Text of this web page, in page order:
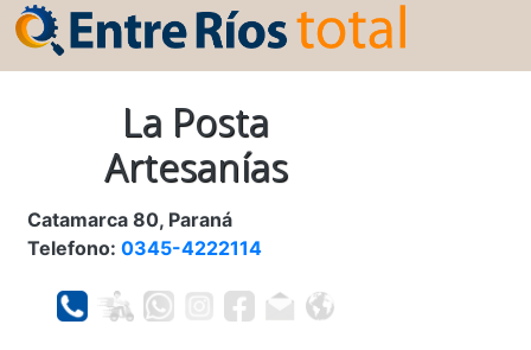
La Posta
Artesanías
Catamarca 80, Paraná
Telefono: 0345-4222114